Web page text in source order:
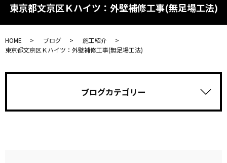
東京都文京区Ｋハイツ：外壁補修工事(無足場工法)
HOME ブログ
施工紹介
東京都文京区Ｋハイツ：外壁補修工事(無足場工法)
ブログカテゴリー